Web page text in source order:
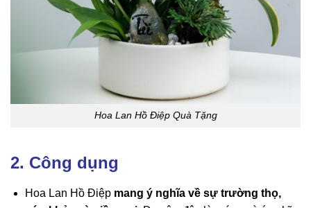
Hoa Lan Hồ Điệp Quà Tặng
2. Công dụng
Hoa Lan Hồ Điệp mang ý nghĩa về sự trường thọ,